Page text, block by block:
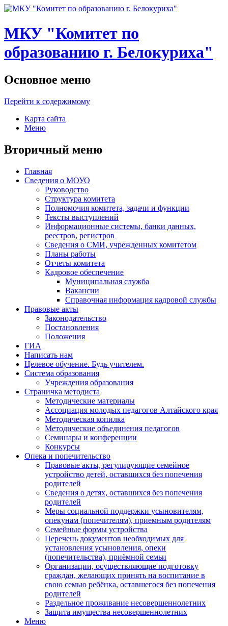
МКУ "Комитет по
образованию г. Белокуриха"
Основное меню
Перейти к содержимому
Карта сайта
Меню
Вторичный меню
Главная
Сведения о МОУО
Руководство
Структура комитета
Полномочия комитета, задачи и функции
Тексты выступлений
Информационные системы, банки данных,
реестров, регистров
Сведения о СМИ, учрежденных комитетом
Планы работы
Отчеты комитета
Кадровое обеспечение
Муниципальная служба
Вакансии
Справочная информация кадровой службы
Правовые акты
Законодательство
Постановления
Положения
ГИА
Написать нам
Целевое обучение. Будь учителем.
Система образования
Учреждения образования
Страничка методиста
Методические материалы
Ассоциация молодых педагогов Алтайского края
Методическая копилка
Методические объединения педагогов
Семинары и конференции
Конкурсы
Опека и попечительство
Правовые акты, регулирующие семейное
устройство детей, оставшихся без попечения
родителей
Сведения о детях, оставшихся без попечения
родителей
Меры социальной поддержки усыновителям,
опекунам (попечителям), приемным родителям
Семейные формы устройства
Перечень документов необходимых для
установления усыновления, опеки
(попечительства), приёмной семьи
Организации, осуществляющие подготовку
граждан, желающих принять на воспитание в
свою семью ребёнка, оставшегося без попечения
родителей
Раздельное проживание несовершеннолетних
Защита имущества несовершеннолетних
Меню